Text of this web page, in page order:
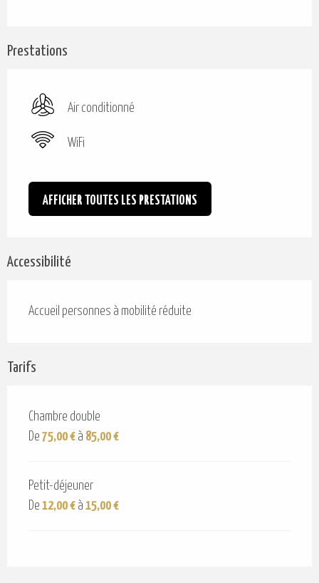
Prestations
Air conditionné
WiFi
AFFICHER TOUTES LES PRESTATIONS
Accessibilité
Accueil personnes à mobilité réduite
Tarifs
Chambre double
De 75,00 € à 85,00 €
Petit-déjeuner
De 12,00 € à 15,00 €